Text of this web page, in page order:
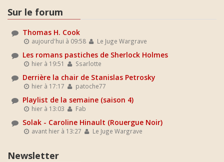
Sur le forum
Thomas H. Cook
aujourd'hui à 09:58 Le Juge Wargrave
Les romans pastiches de Sherlock Holmes
hier à 19:51 Ssarlotte
Derrière la chair de Stanislas Petrosky
hier à 17:17 patoche77
Playlist de la semaine (saison 4)
hier à 13:03 Fab
Solak - Caroline Hinault (Rouergue Noir)
avant hier à 13:27 Le Juge Wargrave
Newsletter